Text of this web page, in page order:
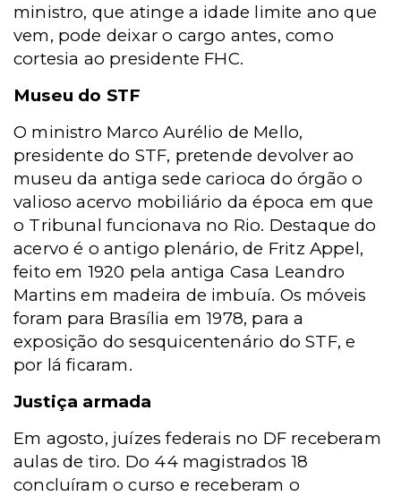
ministro, que atinge a idade limite ano que
vem, pode deixar o cargo antes, como
cortesia ao presidente FHC.
Museu do STF
O ministro Marco Aurélio de Mello,
presidente do STF, pretende devolver ao
museu da antiga sede carioca do órgão o
valioso acervo mobiliário da época em que
o Tribunal funcionava no Rio. Destaque do
acervo é o antigo plenário, de Fritz Appel,
feito em 1920 pela antiga Casa Leandro
Martins em madeira de imbuía. Os móveis
foram para Brasília em 1978, para a
exposição do sesquicentenário do STF, e
por lá ficaram.
Justiça armada
Em agosto, juízes federais no DF receberam
aulas de tiro. Do 44 magistrados 18
concluíram o curso e receberam o